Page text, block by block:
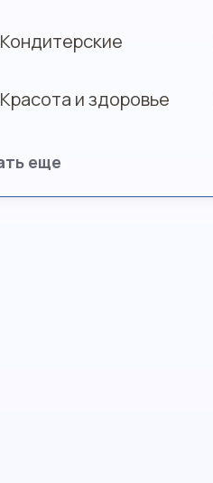
Кондитерские
Красота и здоровье